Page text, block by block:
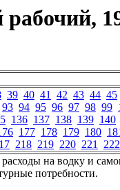
39 40 41 42 43 44 45
93 94 95 96 97 98 99
136 137 138 139 140
177 178 179 180
218 219 220 221 222
расходы на водку и
потребности.